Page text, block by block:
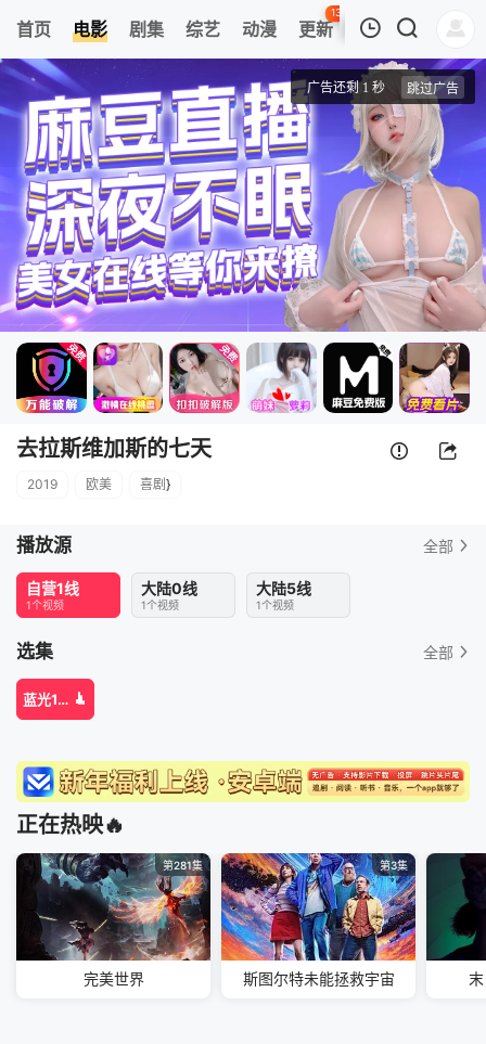
首页 电影 剧集 综艺 动漫 更新
130
热榜 APP
我的观影记录
蓝光1080P
去拉斯维加斯的七天
清空
去拉斯维加斯的七天
2019 欧美 喜剧}
播放源 全部
自营1线
1个视频
大陆0线
1个视频
大陆5线
1个视频
选集 全部
蓝光1080P
正在热映🔥
第281集
完美世界
第3集
斯图尔特未能拯救宇宙